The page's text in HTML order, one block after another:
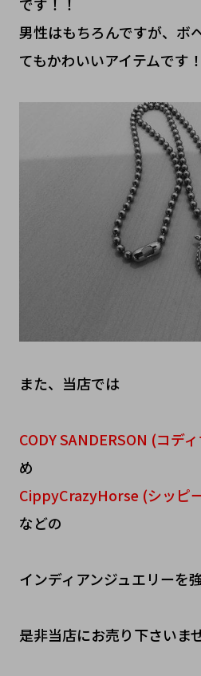
男性はもちろんですが、ボ
てもかわいいアイテムです
また、当店では
CODY SANDERSON (コデ
め
CippyCrazyHorse (シッピ
などの
インディアンジュエリーを
是非当店にお売り下さいま